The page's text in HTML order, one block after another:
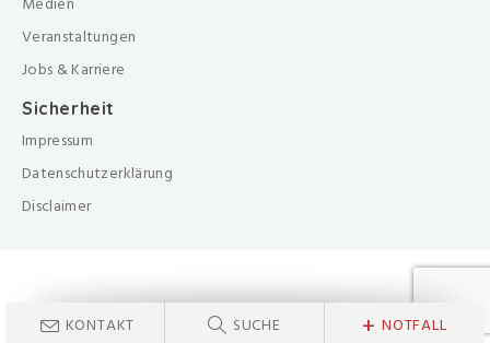
KONTAKT SUCHE + NOTFALL
Veranstaltungen
Jobs & Karriere
Sicherheit
Impressum
Datenschutzerklärung
Disclaimer